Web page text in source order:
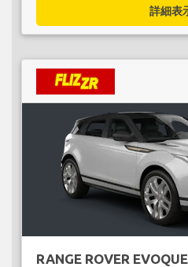
詳細表
RANGE ROVER EVOQUE